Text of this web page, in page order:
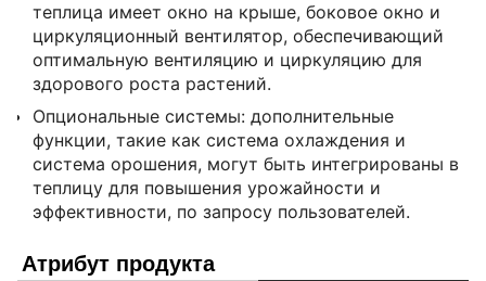
теплица имеет окно на крыше, боковое окно и
циркуляционный вентилятор, обеспечивающий
оптимальную вентиляцию и циркуляцию для
здорового роста растений.
Опциональные системы: дополнительные
функции, такие как система охлаждения и
система орошения, могут быть интегрированы в
теплицу для повышения урожайности и
эффективности, по запросу пользователей.
Атрибут продукта